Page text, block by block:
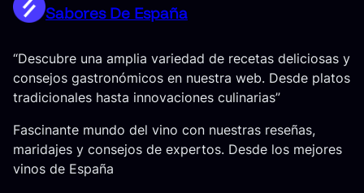
Sabores De España
“Descubre una amplia variedad de recetas deliciosas y
consejos gastronómicos en nuestra web. Desde platos
tradicionales hasta innovaciones culinarias”
Fascinante mundo del vino con nuestras reseñas,
maridajes y consejos de expertos. Desde los mejores
vinos de España